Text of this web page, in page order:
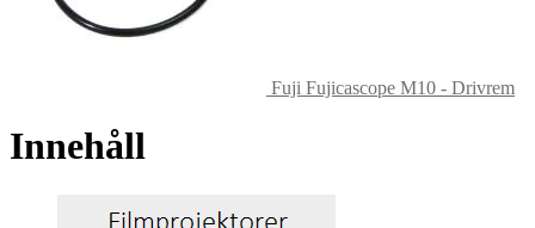
Fuji Fujicascope M10 - Drivrem
Innehåll